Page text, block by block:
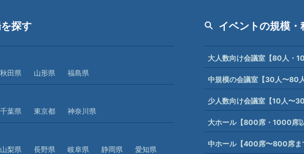
探す
秋田県 山形県 福島県
千葉県 東京都 神奈川県
山梨県 長野県 岐阜県 静岡県 愛知県
イベントの規模
大人数向け会議室【80人・
中規模の会議室【30人〜80
少人数向け会議室【10人〜
大ホール【800席・1000席
中ホール【400席〜800席ま